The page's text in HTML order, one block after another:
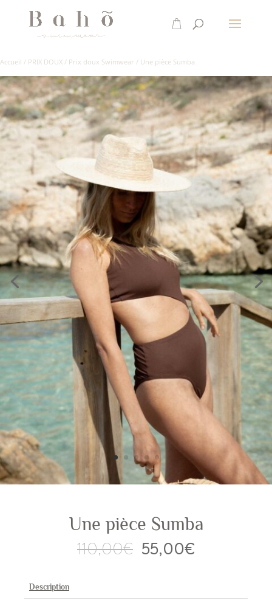
Accueil / PRIX DOUX / Prix doux Swimwear / Une pièce Sumba
Une pièce Sumba
110,00€ Le
prix
55,00€
Description